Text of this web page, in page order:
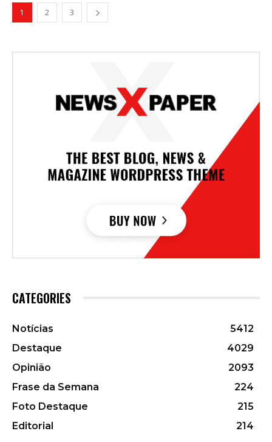
1 2 3
CATEGORIES
Notícias
5412
Destaque
4029
Opinião
2093
Frase da Semana
224
Foto Destaque
215
Editorial
214